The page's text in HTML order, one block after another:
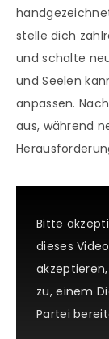
stelle dich
und schalte
und Seelen
anpassen.
aus, während
Bitte
dieses
zu, einem
Partei